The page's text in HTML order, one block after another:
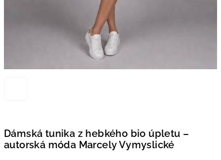
Dámská tunika z hebkého bio úpletu –
autorská móda Marcely Vymyslické